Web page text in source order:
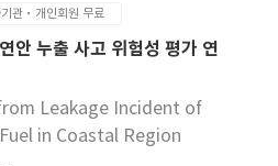
then heat
and stable glass
thermal, and
including thermal
glass transition
and X-ray diffraction
기관·개인회원 무료
안 누출 사고 위험성 평가 연
Leakage Incident of
in Coastal Region